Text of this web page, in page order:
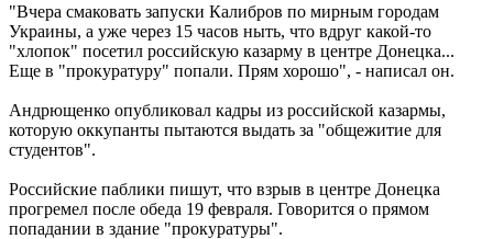
"Вчера смаковать запуски Калибров по мирным городам
Украины, а уже через 15 часов ныть, что вдруг какой-то
"хлопок" посетил российскую казарму в центре Донецка...
Еще в "прокуратуру" попали. Прям хорошо", - написал он.
Андрющенко опубликовал кадры из российской казармы,
которую оккупанты пытаются выдать за "общежитие для
студентов".
Российские паблики пишут, что взрыв в центре Донецка
прогремел после обеда 19 февраля. Говорится о прямом
попадании в здание "прокуратуры".